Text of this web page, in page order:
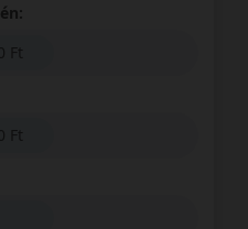
Ft
Ft